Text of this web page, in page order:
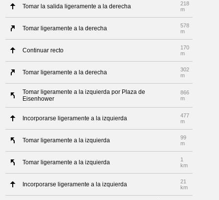
Tomar la salida ligeramente a la derecha
218
m
Tomar ligeramente a la derecha
578
m
Continuar recto
170
m
Tomar ligeramente a la derecha
302
m
Tomar ligeramente a la izquierda por Plaza de
Eisenhower
866
m
Incorporarse ligeramente a la izquierda
477
m
Tomar ligeramente a la izquierda
99
m
Tomar ligeramente a la izquierda
1
km
Incorporarse ligeramente a la izquierda
21
km